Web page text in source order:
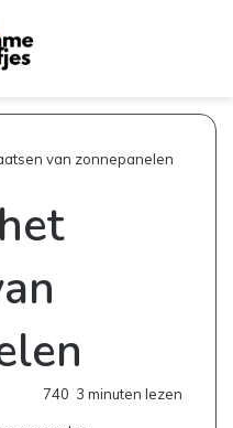
van zonnepanelen
740 3 minuten lezen